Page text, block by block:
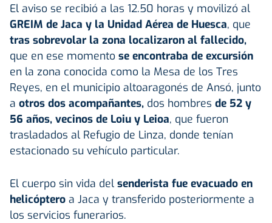
El aviso se recibió a las 12.50 horas y movilizó al
GREIM de Jaca y la Unidad Aérea de Huesca, que
tras sobrevolar la zona localizaron al fallecido,
que en ese momento se encontraba de excursión
en la zona conocida como la Mesa de los Tres
Reyes, en el municipio altoaragonés de Ansó, junto
a otros dos acompañantes, dos hombres de 52 y
56 años, vecinos de Loiu y Leioa, que fueron
trasladados al Refugio de Linza, donde tenían
estacionado su vehículo particular.
El cuerpo sin vida del senderista fue evacuado en
helicóptero a Jaca y transferido posteriormente a
los servicios funerarios.